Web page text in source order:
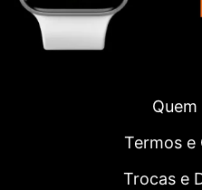
Termos e
Trocas e